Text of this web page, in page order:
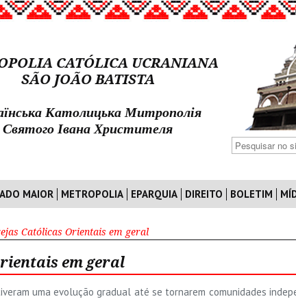
CATÓLICA UCRANIANA
SÃO JOÃO BATISTA
Католицька Митрополія
Святого Івана Христителя
MAIOR METROPOLIA EPARQUIA DIREITO BOLETIM
Católicas Orientais em geral
em geral
uma evolução gradual até se tornarem comunidades